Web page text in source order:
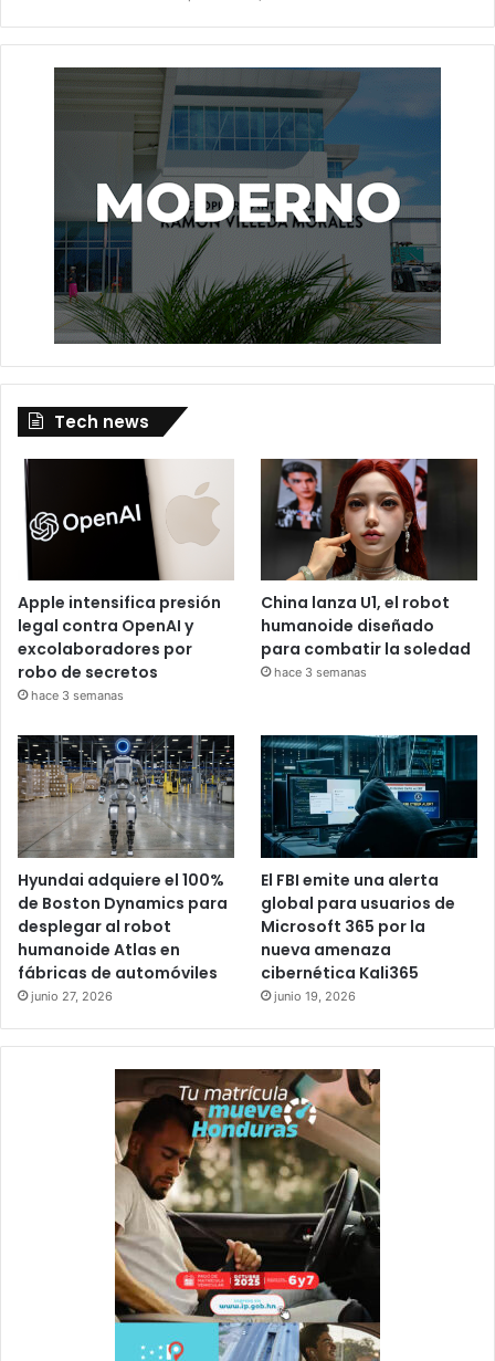
Tech news
Apple intensifica presión
legal contra OpenAI y
excolaboradores por
robo de secretos
hace 3 semanas
China lanza U1, el robot
humanoide diseñado
para combatir la soledad
hace 3 semanas
Hyundai adquiere el 100%
de Boston Dynamics para
desplegar al robot
humanoide Atlas en
fábricas de automóviles
junio 27, 2026
El FBI emite una alerta
global para usuarios de
Microsoft 365 por la
nueva amenaza
cibernética Kali365
junio 19, 2026